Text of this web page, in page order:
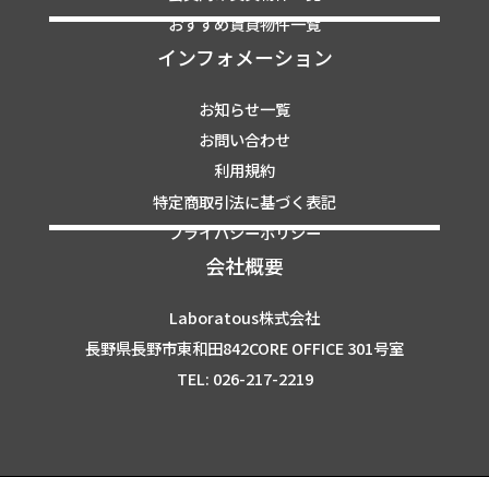
おすすめ賃貸物件一覧
インフォメーション
お知らせ一覧
お問い合わせ
利用規約
特定商取引法に基づく表記
プライバシーポリシー
会社概要
Laboratous株式会社
長野県長野市東和田842CORE OFFICE 301号室
TEL: 026-217-2219